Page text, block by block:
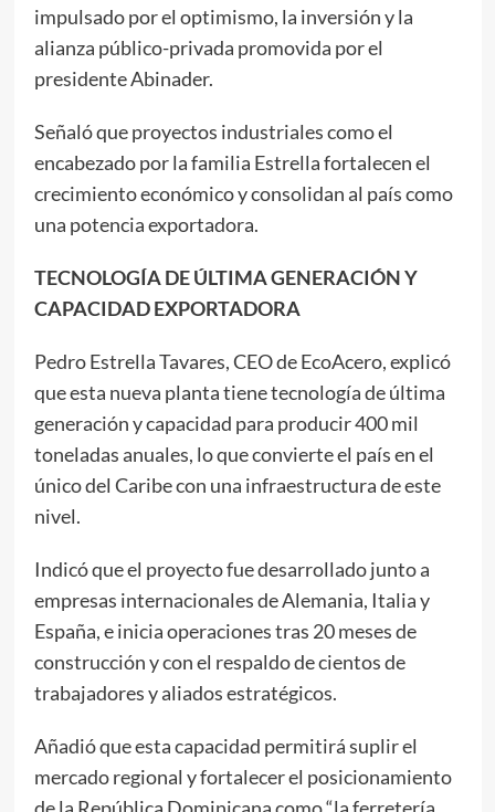
impulsado por el optimismo, la inversión y la
alianza público-privada promovida por el
presidente Abinader.
Señaló que proyectos industriales como el
encabezado por la familia Estrella fortalecen el
crecimiento económico y consolidan al país como
una potencia exportadora.
TECNOLOGÍA DE ÚLTIMA GENERACIÓN Y
CAPACIDAD EXPORTADORA
Pedro Estrella Tavares, CEO de EcoAcero, explicó
que esta nueva planta tiene tecnología de última
generación y capacidad para producir 400 mil
toneladas anuales, lo que convierte el país en el
único del Caribe con una infraestructura de este
nivel.
Indicó que el proyecto fue desarrollado junto a
empresas internacionales de Alemania, Italia y
España, e inicia operaciones tras 20 meses de
construcción y con el respaldo de cientos de
trabajadores y aliados estratégicos.
Añadió que esta capacidad permitirá suplir el
mercado regional y fortalecer el posicionamiento
de la República Dominicana como “la ferretería